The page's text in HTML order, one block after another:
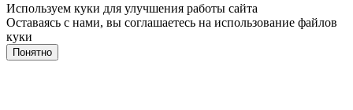
Используем куки для улучшения работы сайта
Оставаясь с нами, вы соглашаетесь на использование файлов
куки
Понятно